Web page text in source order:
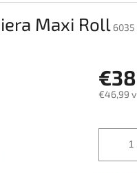
Maxi Roll 6035
€46,99
cena: